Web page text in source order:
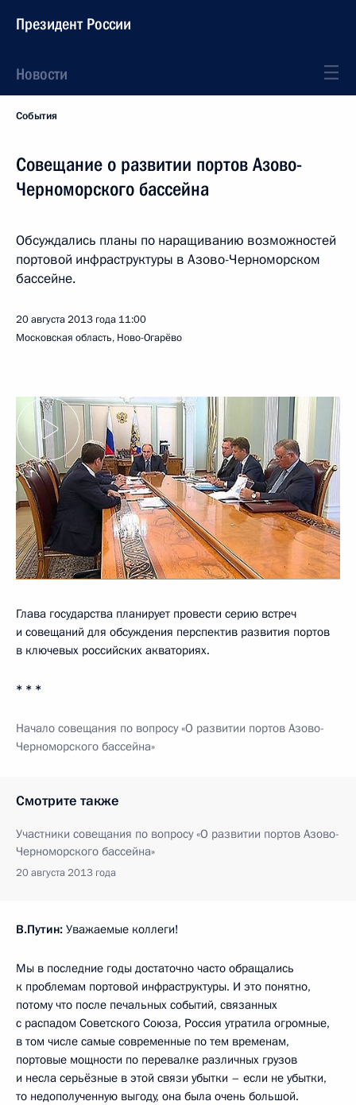
Президент России
Новости
События
Совещание о развитии портов Азово-
Черноморского бассейна
Обсуждались планы по наращиванию возможностей
портовой инфраструктуры в Азово-Черноморском
бассейне.
20 августа 2013 года 11:00
Московская область, Ново-Огарёво
Глава государства планирует провести серию встреч
и совещаний для обсуждения перспектив развития портов
в ключевых российских акваториях.
* * *
Начало совещания по вопросу «О развитии портов Азово-
Черноморского бассейна»
Смотрите также
Участники совещания по вопросу «О развитии портов Азово-
Черноморского бассейна»
20 августа 2013 года
В.Путин: Уважаемые коллеги!
Мы в последние годы достаточно часто обращались
к проблемам портовой инфраструктуры. И это понятно,
потому что после печальных событий, связанных
с распадом Советского Союза, Россия утратила огромные,
в том числе самые современные по тем временам,
портовые мощности по перевалке различных грузов
и несла серьёзные в этой связи убытки – если не убытки,
то недополученную выгоду, она была очень большой.